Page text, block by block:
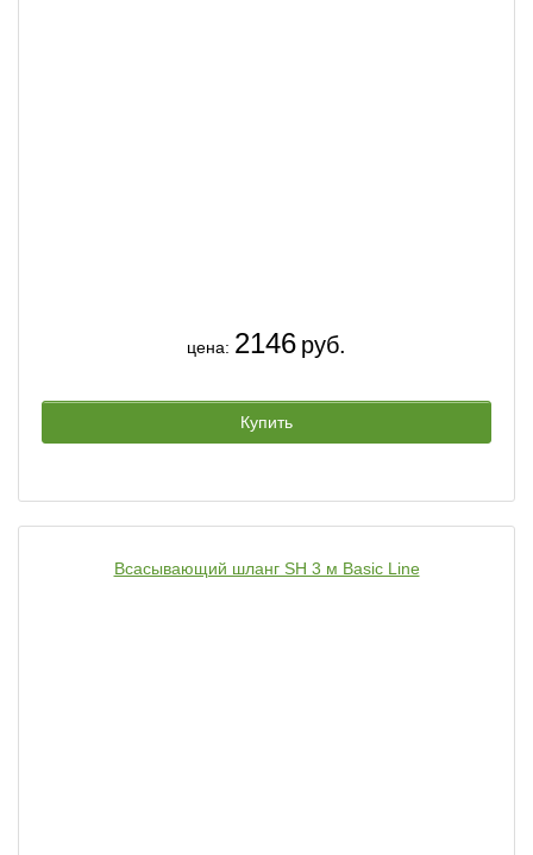
цена: 2146 руб.
Купить
Всасывающий шланг SH 3 м Basic Line